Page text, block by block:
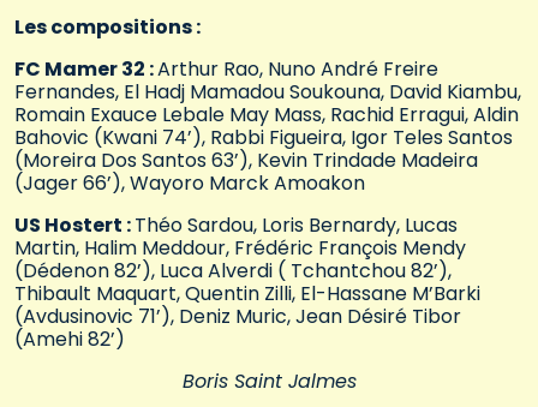
Les compositions :
FC Mamer 32 :Arthur Rao, Nuno André Freire
Fernandes, El Hadj Mamadou Soukouna, David Kiambu,
Romain Exauce Lebale May Mass, Rachid Erragui, Aldin
Bahovic (Kwani 74’), Rabbi Figueira, Igor Teles Santos
(Moreira Dos Santos 63’), Kevin Trindade Madeira
(Jager 66’), Wayoro Marck Amoakon
US Hostert :Théo Sardou, Loris Bernardy, Lucas
Martin, Halim Meddour, Frédéric François Mendy
(Dédenon 82’), Luca Alverdi ( Tchantchou 82’),
Thibault Maquart, Quentin Zilli, El-Hassane M’Barki
(Avdusinovic 71’), Deniz Muric, Jean Désiré Tibor
(Amehi 82’)
Boris Saint Jalmes